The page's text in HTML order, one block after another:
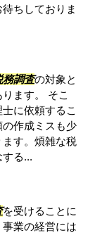
ちしておりま
務調査の対象と
ます。 そこ
に依頼するこ
作成ミスも少
す。煩雑な税
る...
を受けることに
業の経営には